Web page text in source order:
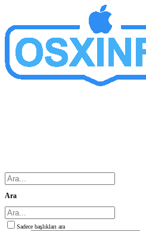
Ara
Sadece başlıkları ara